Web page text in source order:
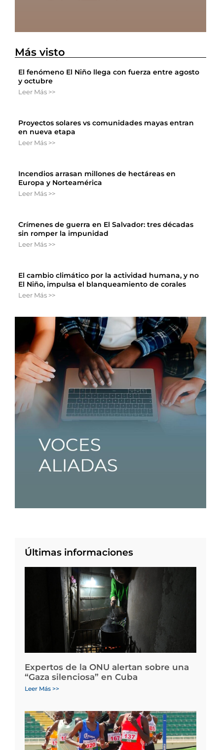
Más visto
El fenómeno El Niño llega con fuerza entre agosto
y octubre
Leer Más >>
Proyectos solares vs comunidades mayas entran
en nueva etapa
Leer Más >>
Incendios arrasan millones de hectáreas en
Europa y Norteamérica
Leer Más >>
Crímenes de guerra en El Salvador: tres décadas
sin romper la impunidad
Leer Más >>
El cambio climático por la actividad humana, y no
El Niño, impulsa el blanqueamiento de corales
Leer Más >>
Últimas informaciones
Expertos de la ONU alertan sobre una
“Gaza silenciosa” en Cuba
Leer Más >>